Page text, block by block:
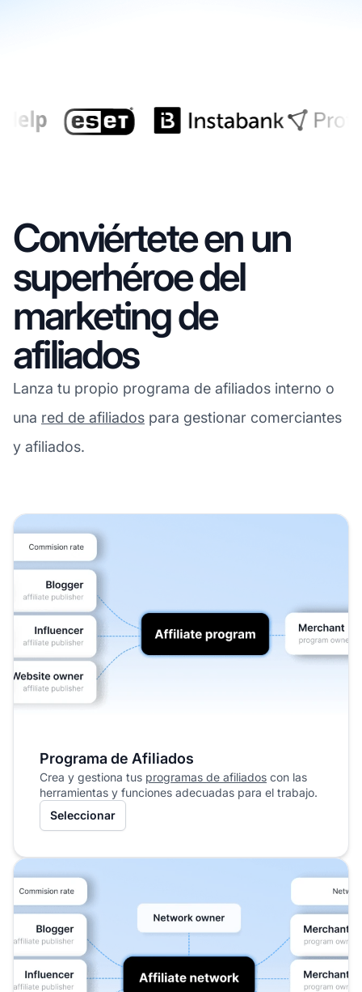
Conviértete en un
superhéroe del
marketing de
afiliados
Lanza tu propio programa de afiliados interno o
una red de afiliados para gestionar comerciantes
y afiliados.
Programa de Afiliados
Crea y gestiona tus programas de afiliados con las
herramientas y funciones adecuadas para el trabajo.
Seleccionar